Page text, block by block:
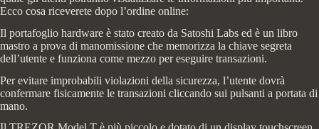
Ecco cosa riceverete dopo l’ordine online:
Il portafoglio hardware è stato creato da Satoshi Labs ed è un libro
mastro a prova di manomissione che memorizza la chiave segreta
dell’utente e funziona come mezzo per eseguire transazioni.
Per evitare improbabili violazioni della sicurezza, l’utente dovrà
confermare fisicamente le transazioni cliccando sui pulsanti a portata di
mano.